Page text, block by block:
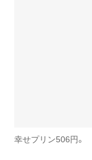
幸せプリン506円。